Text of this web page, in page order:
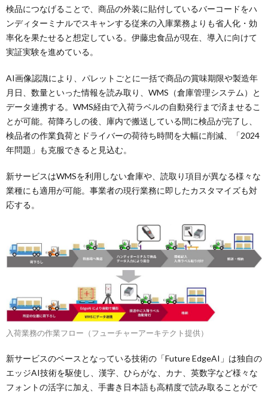
検品につなげることで、商品の外装に貼付しているバーコードをハ
ンディターミナルでスキャンする従来の入庫業務よりも省人化・効
率化を果たせると想定している。伊藤忠食品が現在、導入に向けて
実証実験を進めている。
AI画像認識により、パレットごとに一括で商品の賞味期限や製造年
月日、数量といった情報を読み取り、WMS（倉庫管理システム）と
データ連携する。WMS経由で入荷ラベルの自動発行まで済ませるこ
とが可能。荷降ろしの後、庫内で搬送している間に検品が完了し、
検品者の作業負荷とドライバーの荷待ち時間を大幅に削減、「2024
年問題」も克服できると見込む。
新サービスはWMSを利用しない倉庫や、読取り項目が異なる様々な
業種にも適用が可能。事業者の現行業務に即したカスタマイズも対
応する。
入荷業務の作業フロー（フューチャーアーキテクト提供）
新サービスのベースとなっている技術の「Future EdgeAI」は独自の
エッジAI技術を駆使し、漢字、ひらがな、カナ、英数字など様々な
フォントの活字に加え、手書き日本語も高精度で読み取ることがで